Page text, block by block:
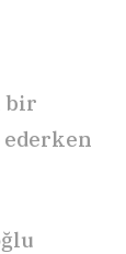
bir